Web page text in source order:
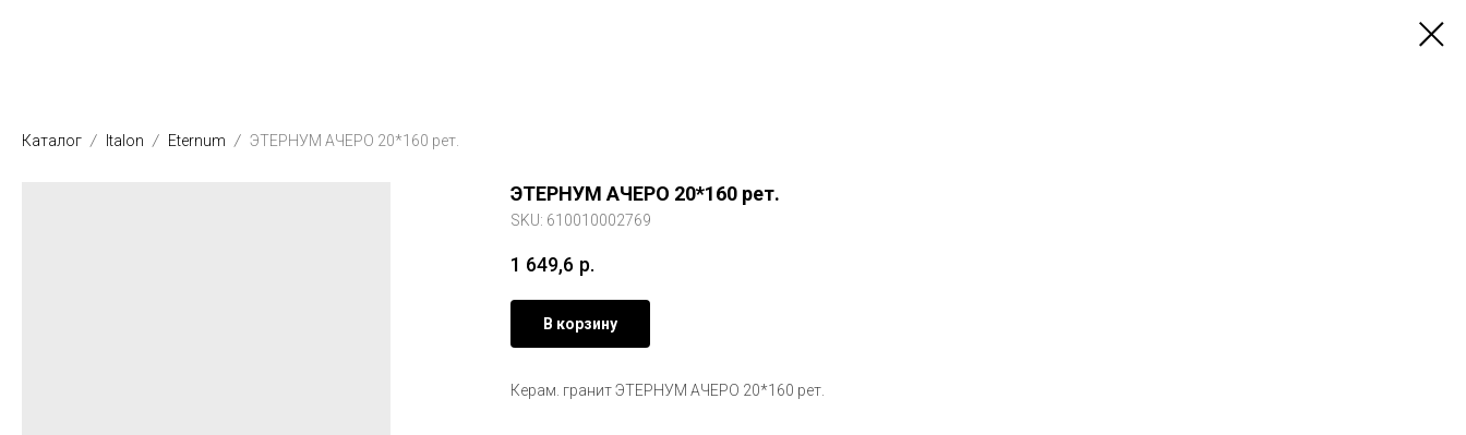
Каталог Italon Eternum ЭТЕРНУМ АЧЕРО 20*160 рет.
ЭТЕРНУМ АЧЕРО 20*160 рет.
SKU: 610010002769
1 649,6 р.
В корзину
Керам. гранит ЭТЕРНУМ АЧЕРО 20*160 рет.